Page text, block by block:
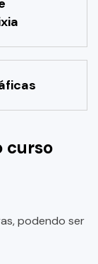
curso
podendo ser